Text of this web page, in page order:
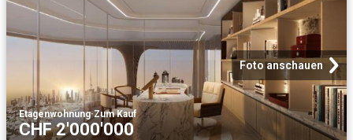
Foto anschauen
Etagenwohnung·Zum Kauf
CHF 2'000'000